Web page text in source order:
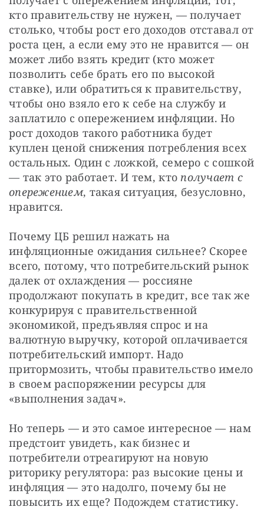
кто правительству не нужен, — получает
столько, чтобы рост его доходов отставал от
роста цен, а если ему это не нравится — он
может либо взять кредит (кто может
позволить себе брать его по высокой
ставке), или обратиться к правительству,
чтобы оно взяло его к себе на службу и
заплатило с опережением инфляции. Но
рост доходов такого работника будет
куплен ценой снижения потребления всех
остальных. Один с ложкой, семеро с сошкой
— так это работает. И тем, кто получает с
опережением, такая ситуация, безусловно,
нравится.
Почему ЦБ решил нажать на
инфляционные ожидания сильнее? Скорее
всего, потому, что потребительский рынок
далек от охлаждения — россияне
продолжают покупать в кредит, все так же
конкурируя с правительственной
экономикой, предъявляя спрос и на
валютную выручку, которой оплачивается
потребительский импорт. Надо
притормозить, чтобы правительство имело
в своем распоряжении ресурсы для
«выполнения задач».
Но теперь — и это самое интересное — нам
предстоит увидеть, как бизнес и
потребители отреагируют на новую
риторику регулятора: раз высокие цены и
инфляция — это надолго, почему бы не
повысить их еще? Подождем статистику.